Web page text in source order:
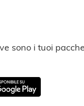
sono i tuoi